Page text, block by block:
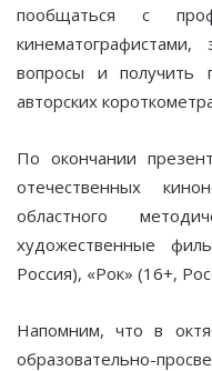
пообщаться с
вопросы и получить
авторских
По окончании
отечественных
областного
художественные
Россия), «Рок» (16+,
Напомним, что в
образовательно-